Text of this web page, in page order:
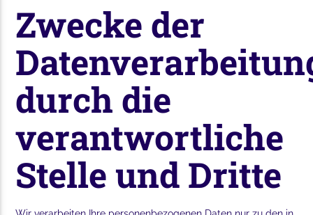
Zwecke der
durch die
verantwortliche
Stelle und Dritte